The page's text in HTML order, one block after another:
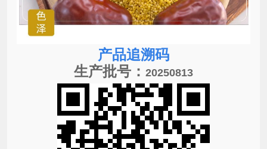
产品追溯码
生产批号： 20250813